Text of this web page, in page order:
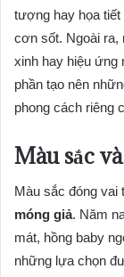
tượng hay họa tiết
cơn sốt. Ngoài ra,
xinh hay hiệu ứng
phần tạo nên
phong cách riêng
Màu sắc
Màu sắc đóng vai
móng giả. Năm
mát, hồng baby
những lựa chọn